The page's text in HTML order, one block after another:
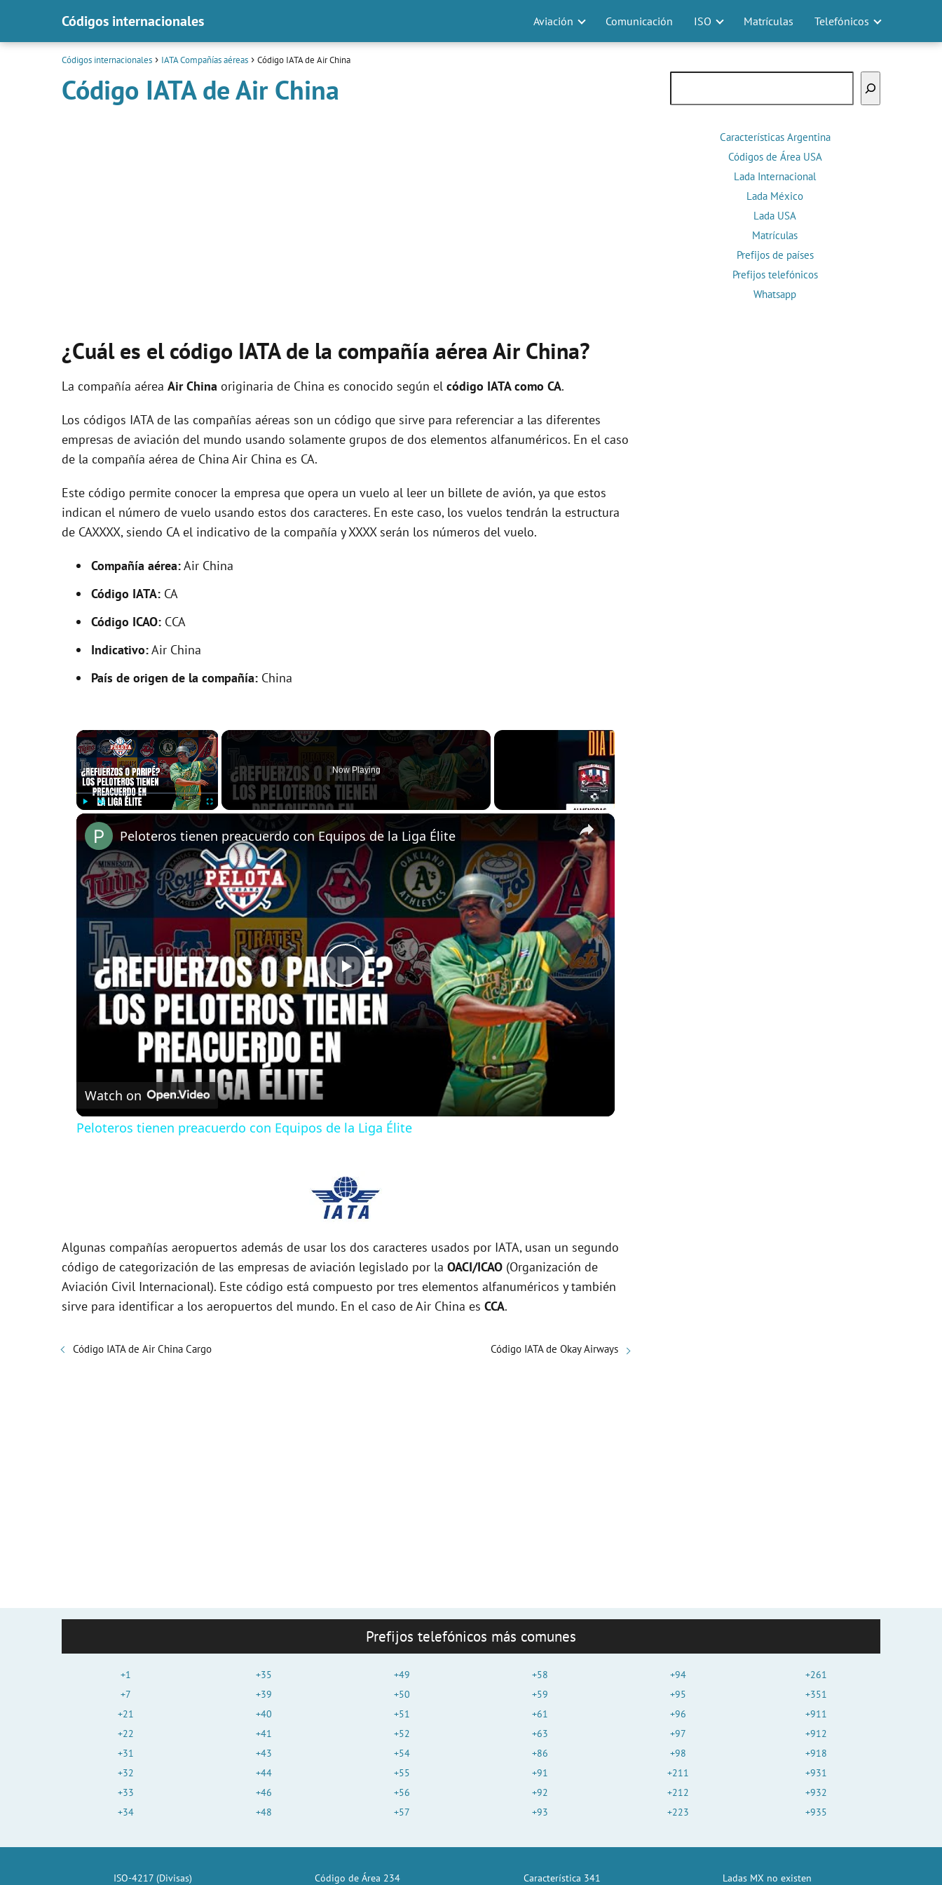
Códigos internacionales Aviación Comunicación ISO Matrículas Telefónicos
Códigos internacionales IATA Compañías aéreas Código IATA de Air China
Código IATA de Air China
¿Cuál es el código IATA de la compañía aérea Air China?
La compañía aérea Air China originaria de China es conocido según el código IATA como CA.
Los códigos IATA de las compañías aéreas son un código que sirve para referenciar a las diferentes
empresas de aviación del mundo usando solamente grupos de dos elementos alfanuméricos. En el caso
de la compañía aérea de China Air China es CA.
Este código permite conocer la empresa que opera un vuelo al leer un billete de avión, ya que estos
indican el número de vuelo usando estos dos caracteres. En este caso, los vuelos tendrán la estructura
de CAXXXX, siendo CA el indicativo de la compañía y XXXX serán los números del vuelo.
Compañía aérea:Air China
Código IATA: CA
Código ICAO: CCA
Indicativo:Air China
País de origen de la compañía: China
×
Now Playing
×
P
l
y
i
d
e
Peloteros tienen preacuerdo con Equipos de la Liga Élite
Watch on
Peloteros tienen preacuerdo con Equipos de la Liga Élite
Algunas compañías aeropuertos además de usar los dos caracteres usados por IATA, usan un segundo
código de categorización de las empresas de aviación legislado por la OACI/ICAO (Organización de
Aviación Civil Internacional). Este código está compuesto por tres elementos alfanuméricos y también
sirve para identificar a los aeropuertos del mundo. En el caso de Air China es CCA.
Código IATA de Air China Cargo Código IATA de Okay Airways
Características Argentina
Códigos de Área USA
Lada Internacional
Lada México
Lada USA
Matrículas
Prefijos de países
Prefijos telefónicos
Whatsapp
Prefijos telefónicos más comunes
+1
+7
+21
+22
+31
+32
+33
+34
+35
+39
+40
+41
+43
+44
+46
+48
+49
+50
+51
+52
+54
+55
+56
+57
+58
+59
+61
+63
+86
+91
+92
+93
+94
+95
+96
+97
+98
+211
+212
+223
+261
+351
+911
+912
+918
+931
+932
+935
ISO-4217 (Divisas) Código de Área 234 Característica 341 Ladas MX no existen